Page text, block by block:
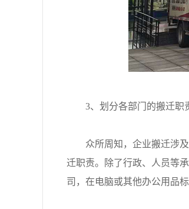
3、划分各部门的搬迁职
众所周知，企业搬迁涉及
迁职责。除了行政、人员等
司，在电脑或其他办公用品